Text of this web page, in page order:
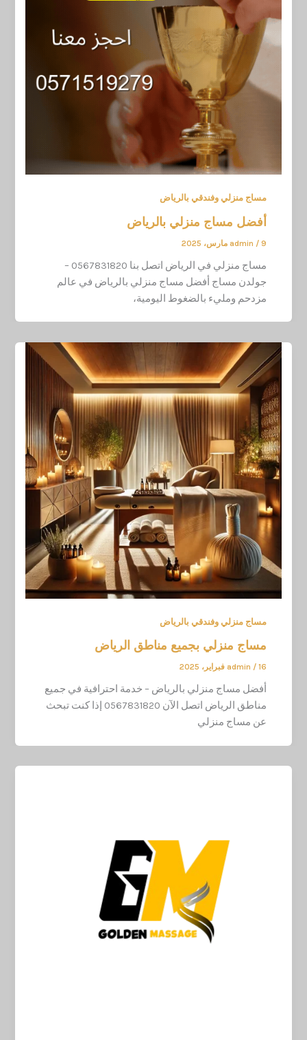
مساج منزلي وفندقي بالرياض
أفضل مساج منزلي بالرياض
admin / 9 مارس، 2025
مساج منزلي في الرياض اتصل بنا 0567831820 –
جولدن مساج أفضل مساج منزلي بالرياض في عالم
مزدحم ومليء بالضغوط اليومية،
مساج منزلي وفندقي بالرياض
مساج منزلي بجميع مناطق الرياض
admin / 16 فبراير، 2025
أفضل مساج منزلي بالرياض – خدمة احترافية في جميع
مناطق الرياض اتصل الآن 0567831820 إذا كنت تبحث
عن مساج منزلي